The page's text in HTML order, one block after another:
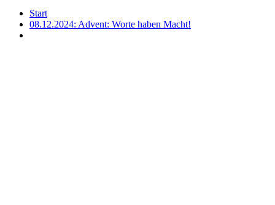
Start
08.12.2024: Advent: Worte haben Macht!